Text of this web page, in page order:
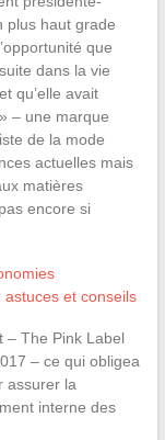
plus haut grade
que
dans la vie
qu’elle avait
– une marque
de la mode
actuelles mais
matières
encore si
et conseils
– The Pink Label
– ce qui obligea
assurer la
interne des